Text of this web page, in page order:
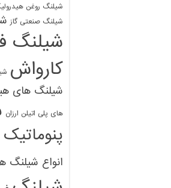
شیلنگ روغن
شیلنگ صنعتی گاز
شیلنگ
کارواش
شیلنگ های
های پلی اتیلن ارزان
پنوماتیک
انواع شیلنگ